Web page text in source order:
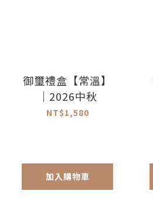
御璽禮盒【常溫】
｜2026中秋
NT$1,580
加入購物車